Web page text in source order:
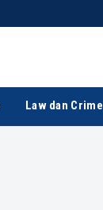
Law dan Crime